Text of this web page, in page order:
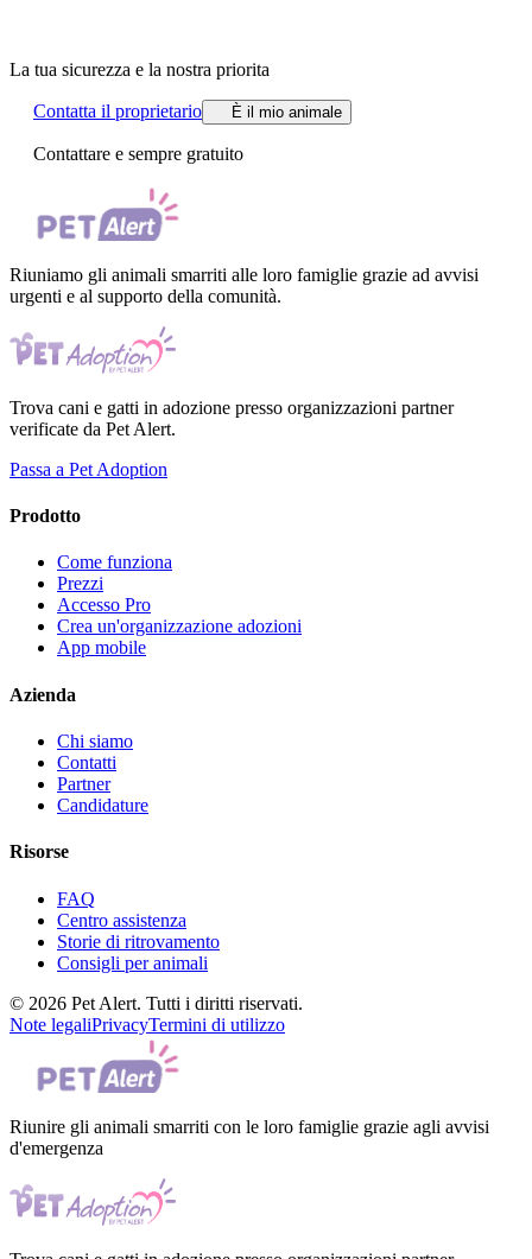
La tua sicurezza e la nostra priorita
Contatta il proprietario È il mio animale
Contattare e sempre gratuito
Riuniamo gli animali smarriti alle loro famiglie grazie ad avvisi
urgenti e al supporto della comunità.
Trova cani e gatti in adozione presso organizzazioni partner
verificate da Pet Alert.
Passa a Pet Adoption
Prodotto
Come funziona
Prezzi
Accesso Pro
Crea un'organizzazione adozioni
App mobile
Azienda
Chi siamo
Contatti
Partner
Candidature
Risorse
FAQ
Centro assistenza
Storie di ritrovamento
Consigli per animali
© 2026 Pet Alert. Tutti i diritti riservati.
Note legaliPrivacyTermini di utilizzo
Riunire gli animali smarriti con le loro famiglie grazie agli avvisi
d'emergenza